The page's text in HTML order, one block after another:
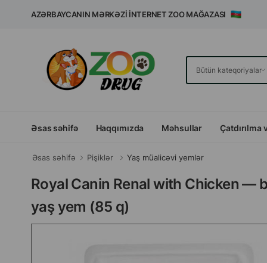
AZƏRBAYCANIN MƏRKƏZI İNTERNET ZOO MAĞAZASI
Əsas səhifə Haqqımızda Məhsullar Çatdırılma
Əsas səhifə Pişiklər Yaş müalicəvi yemlər
Royal Canin Renal with Chicken —
yaş yem (85 q)